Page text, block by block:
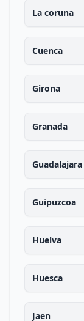
La coruna
Cuenca
Girona
Granada
Guadalajara
Guipuzcoa
Huelva
Huesca
Jaen